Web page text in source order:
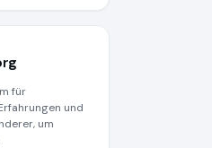
für
und
um